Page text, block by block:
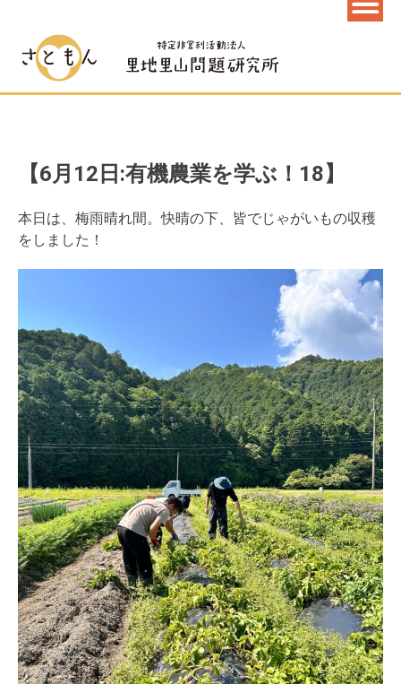
【6月12日:有機農業を学ぶ！18】
本日は、梅雨晴れ間。快晴の下、皆でじゃがいもの収穫
をしました！